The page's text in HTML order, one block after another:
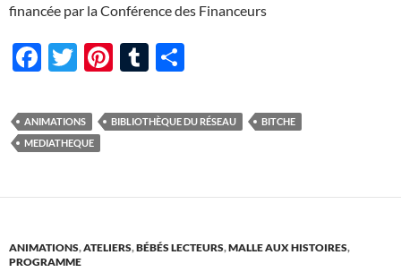
financée par la Conférence des Financeurs
F
e
b
o
T
itt
er
Pi
er
es
T
m
bl
ta
g
ANIMATIONS BIBLIOTHÈQUE DU RÉSEAU
BITCHE
MEDIATHEQUE
ANIMATIONS,ATELIERS,BÉBÉS LECTEURS,MALLE AUX HISTOIRES,
PROGRAMME